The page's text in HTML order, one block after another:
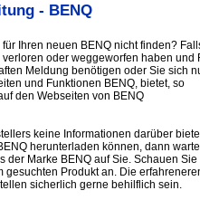
- BENQ
Ihren neuen BENQ nicht finden?
oder weggeworfen haben und
Meldung benötigen oder Sie sich
und Funktionen BENQ, bietet, so
den Webseiten von BENQ
keine Informationen darüber
herunterladen können, dann
der Marke BENQ auf Sie. Schauen Sie
Produkt an. Die
sicherlich gerne behilflich sein.